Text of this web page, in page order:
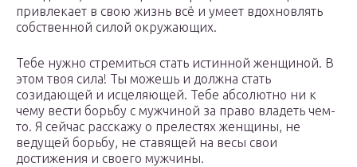
привлекает в свою жизнь всё и умеет вдохновлять
собственной силой окружающих.
Тебе нужно стремиться стать истинной женщиной. В
этом твоя сила! Ты можешь и должна стать
созидающей и исцеляющей. Тебе абсолютно ни к
чему вести борьбу с мужчиной за право владеть чем-
то. Я сейчас расскажу о прелестях женщины, не
ведущей борьбу, не ставящей на весы свои
достижения и своего мужчины.